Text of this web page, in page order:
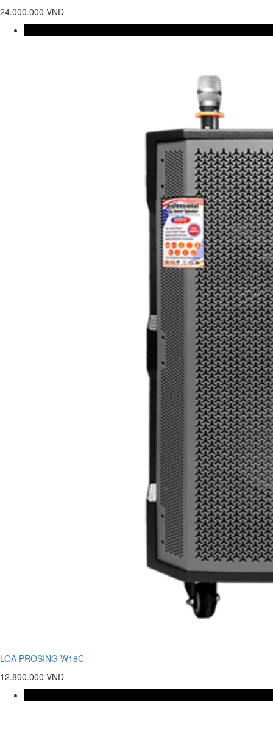
24.000.000 VNĐ
LOA PROSING W18C
12.800.000 VNĐ